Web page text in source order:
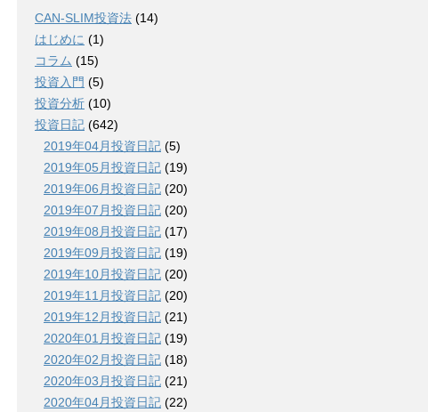
CAN-SLIM投資法 (14)
はじめに (1)
コラム (15)
投資入門 (5)
投資分析 (10)
投資日記 (642)
2019年04月投資日記 (5)
2019年05月投資日記 (19)
2019年06月投資日記 (20)
2019年07月投資日記 (20)
2019年08月投資日記 (17)
2019年09月投資日記 (19)
2019年10月投資日記 (20)
2019年11月投資日記 (20)
2019年12月投資日記 (21)
2020年01月投資日記 (19)
2020年02月投資日記 (18)
2020年03月投資日記 (21)
2020年04月投資日記 (22)